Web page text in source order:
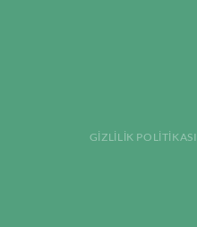
GIZLILIK POLITIKASI